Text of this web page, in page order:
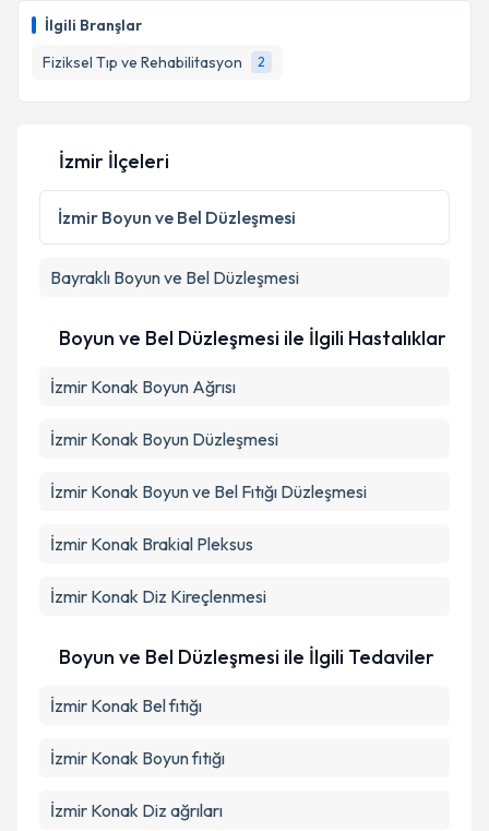
İlgili Branşlar
Fiziksel Tıp ve Rehabilitasyon
2
için bir takvim hazırlandığında e-posta ile
bilgilendireceğiz.
E-posta Adresiniz
Kişisel verilerimin işlenmesine ilişkin
Metni'ni okudum ve kişisel verilerimin belirtilen
İzmir İlçeleri
İzmir Boyun ve Bel Düzleşmesi
Bayraklı Boyun ve Bel Düzleşmesi
Boyun ve Bel Düzleşmesi ile İlgili Hastalıklar
İzmir Konak Boyun Ağrısı
İzmir Konak Boyun Düzleşmesi
İzmir Konak Boyun ve Bel Fıtığı Düzleşmesi
İzmir Konak Brakial Pleksus
İzmir Konak Diz Kireçlenmesi
Boyun ve Bel Düzleşmesi ile İlgili Tedaviler
İzmir Konak Bel fıtığı
İzmir Konak Boyun fıtığı
İzmir Konak Diz ağrıları